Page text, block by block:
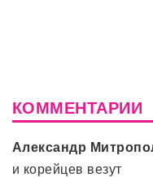
КОММЕНТАРИИ
Александр
и корейцев везут